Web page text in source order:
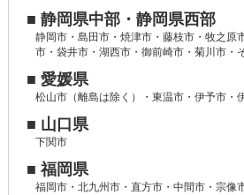
■ 静岡県中部・静岡県西部
静岡市・島田市・焼津市・藤枝市・牧之原
市・袋井市・湖西市・御前崎市・菊川市・
■ 愛媛県
松山市（離島は除く）・東温市・伊予市・
■ 山口県
下関市
■ 福岡県
福岡市・北九州市・直方市・中間市・宗像